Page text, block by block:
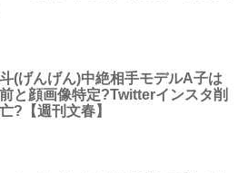
(げんげん)中絶相手モデルA子は
と顔画像特定?Twitterインスタ削
?【週刊文春】